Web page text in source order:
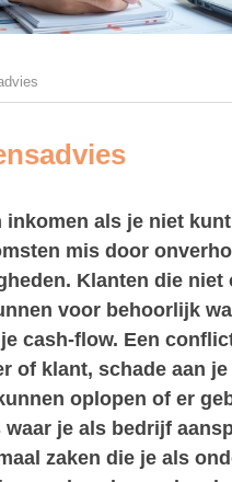
inkomen als je niet
mis door
Klanten die niet
voor behoorlijk
cash-flow. Een
of klant, schade aan
oplopen of er
waar je als bedrijf
zaken die je als